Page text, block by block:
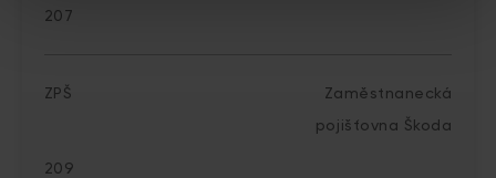
207
ZPŠ
Zaměstnanecká
pojišťovna Škoda
209